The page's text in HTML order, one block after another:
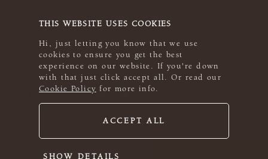
THIS WEBSITE USES COOKIES
Hi, just letting you know that we use
cookies to ensure you get the best
experience on our website. If you're down
with that just click accept all. Or read our
Cookie Policy for more info.
ACCEPT ALL
SHOW DETAILS
© 2026 Rowan